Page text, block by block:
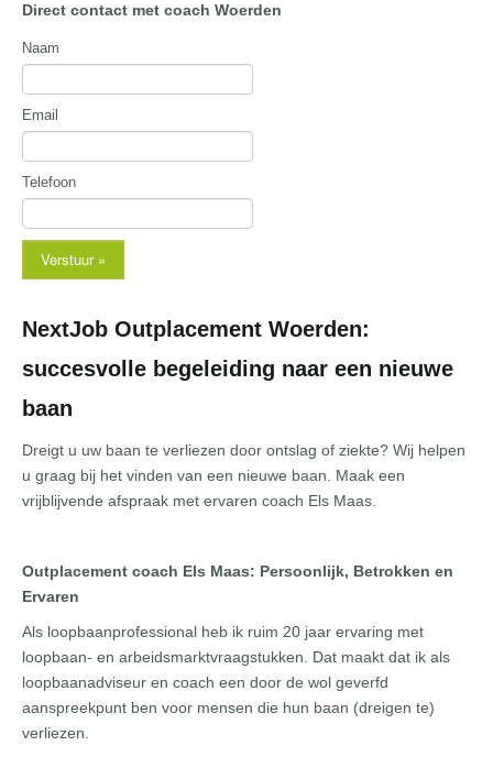
Direct contact met coach Woerden
Naam
Email
Telefoon
Verstuur »
NextJob Outplacement Woerden:
succesvolle begeleiding naar een nieuwe
baan
Dreigt u uw baan te verliezen door ontslag of ziekte? Wij helpen
u graag bij het vinden van een nieuwe baan. Maak een
vrijblijvende afspraak met ervaren coach Els Maas.
Outplacement coach Els Maas: Persoonlijk, Betrokken en
Ervaren
Als loopbaanprofessional heb ik ruim 20 jaar ervaring met
loopbaan- en arbeidsmarktvraagstukken. Dat maakt dat ik als
loopbaanadviseur en coach een door de wol geverfd
aanspreekpunt ben voor mensen die hun baan (dreigen te)
verliezen.